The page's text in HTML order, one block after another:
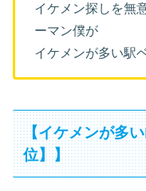
イケメン探しを無
ーマン僕が
イケメンが多い駅
【イケメンが多
位】】